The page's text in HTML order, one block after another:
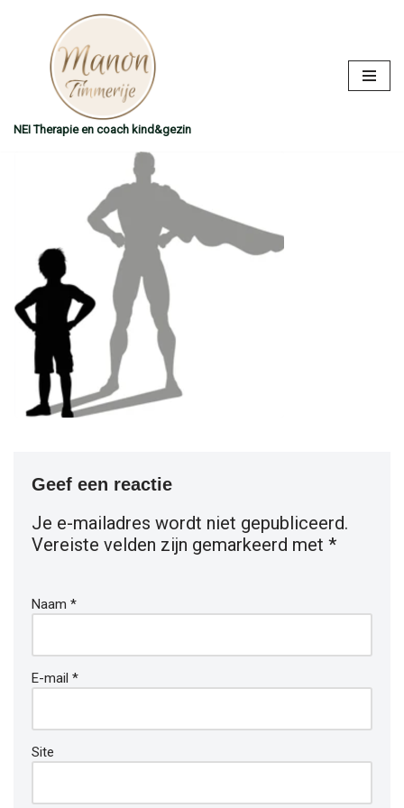
NEI Therapie en coach kind&gezin
Geef een reactie
Je e-mailadres wordt niet gepubliceerd.
Vereiste velden zijn gemarkeerd met *
Naam *
E-mail *
Site